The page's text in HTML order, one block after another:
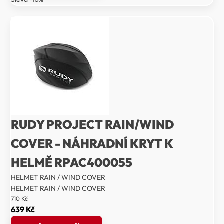
RUDY PROJECT RAIN/WIND
COVER - NÁHRADNÍ KRYT K
HELMĚ RPAC400055
HELMET RAIN / WIND COVER
HELMET RAIN / WIND COVER
710Kč
Původní
cena
639 KčAktuální
cena